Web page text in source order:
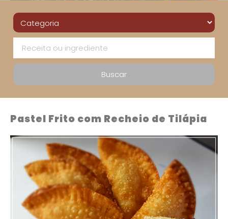
Pastel Frito com Recheio de Tilápia